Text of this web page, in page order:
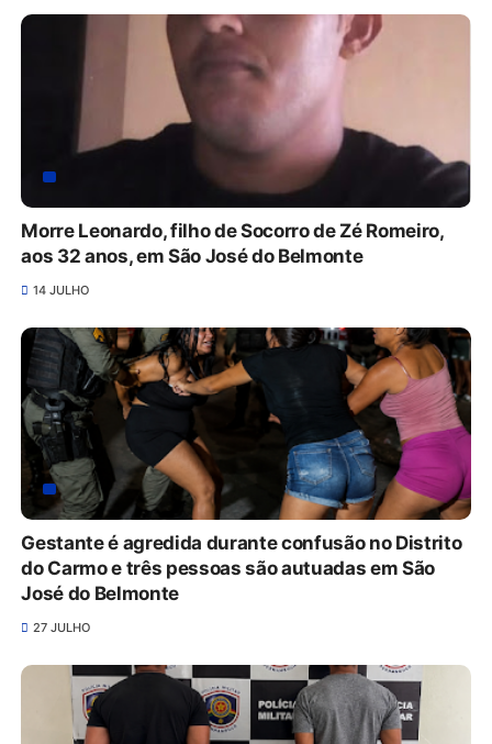
Morre Leonardo, filho de Socorro de Zé Romeiro,
aos 32 anos, em São José do Belmonte
14 JULHO
Gestante é agredida durante confusão no Distrito
do Carmo e três pessoas são autuadas em São
José do Belmonte
27 JULHO